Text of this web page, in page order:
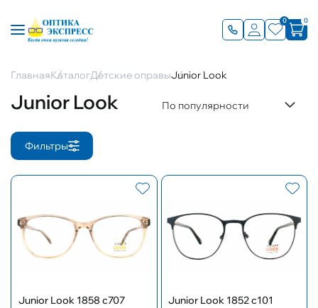
0 0
ГлавнаяКаталогДетские оправыJunior Look
Junior Look По популярности
Фильтры
Junior Look 1858 c707
Junior Look 1852 c101